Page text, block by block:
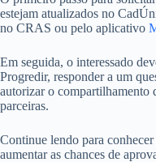
estejam atualizados no
no CRAS ou pelo aplicativo
Em seguida, o interessado
Progredir, responder a um
autorizar o compartilhamento
parceiras.
Continue lendo para conhecer
aumentar as chances de